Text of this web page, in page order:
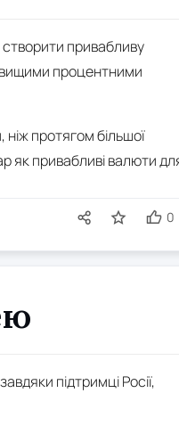
привабливу
вищими процентними
протягом більшої
як привабливі валюти
0
підтримці Росії,